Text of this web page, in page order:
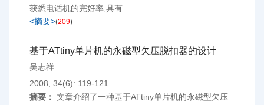
获悉电话机的完好率,具有...
<摘要>(209)
基于ATtiny单片机的永磁型欠压脱扣器的设计
吴志祥
2008, 34(6): 119-121.
摘要： 文章介绍了一种基于ATtiny单片机的永磁型欠压